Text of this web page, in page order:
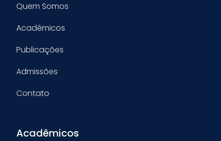
Quem Somos
Acadêmicos
Publicações
Admissões
Contato
Acadêmicos